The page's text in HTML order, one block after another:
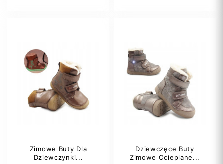
20 21
23
25
Dodaj do koszyka
25 27
29
30
Dodaj do koszyka
Zimowe Buty Dla
Dziewczynki...
Dziewczęce Buty
Zimowe Ocieplane...